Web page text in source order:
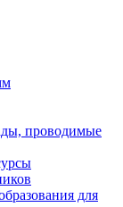
проводимые
для